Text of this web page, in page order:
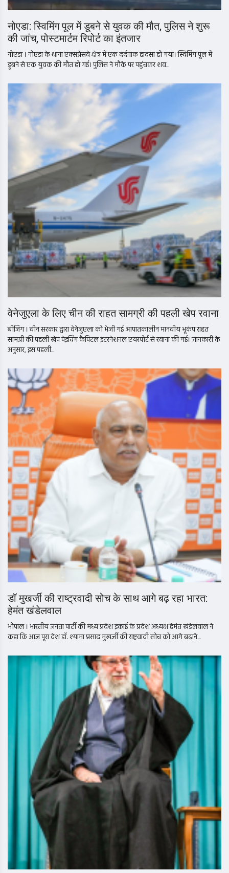
नोएडा: स्विमिंग पूल में डूबने से युवक की मौत, पुलिस ने शुरू
की जांच, पोस्टमार्टम रिपोर्ट का इंतजार
नोएडा । नोएडा के थाना एक्सप्रेसवे क्षेत्र में एक दर्दनाक हादसा हो गया। स्विमिंग पूल में
डूबने से एक युवक की मौत हो गई। पुलिस ने मौके पर पहुंचकर शव...
वेनेजुएला के लिए चीन की राहत सामग्री की पहली खेप रवाना
बीजिंग । चीन सरकार द्वारा वेनेजुएला को भेजी गई आपातकालीन मानवीय भूकंप राहत
सामग्री की पहली खेप पेइचिंग कैपिटल इंटरनेशनल एयरपोर्ट से रवाना की गई। जानकारी के
अनुसार, इस पहली...
डॉ मुखर्जी की राष्ट्रवादी सोच के साथ आगे बढ़ रहा भारत:
हेमंत खंडेलवाल
भोपाल । भारतीय जनता पार्टी की मध्य प्रदेश इकाई के प्रदेश अध्यक्ष हेमंत खंडेलवाल ने
कहा कि आज पूरा देश डॉ. श्यामा प्रसाद मुखर्जी की राष्ट्रवादी सोच को आगे बढ़ाने...